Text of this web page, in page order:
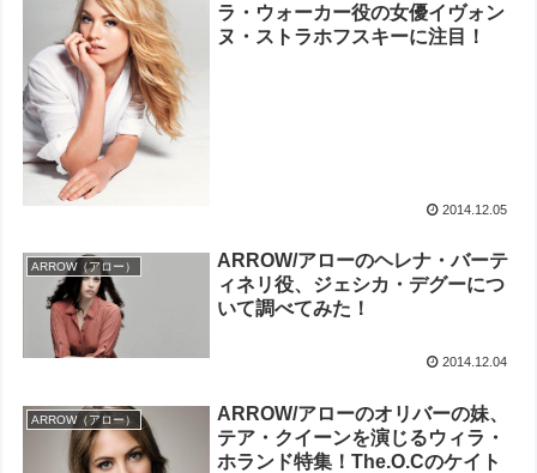
ラ・ウォーカー役の女優イヴォン
ヌ・ストラホフスキーに注目！
2014.12.05
ARROW（アロー）
ARROW/アローのヘレナ・バーテ
ィネリ役、ジェシカ・デグーにつ
いて調べてみた！
2014.12.04
ARROW（アロー）
ARROW/アローのオリバーの妹、
テア・クイーンを演じるウィラ・
ホランド特集！The.O.Cのケイト